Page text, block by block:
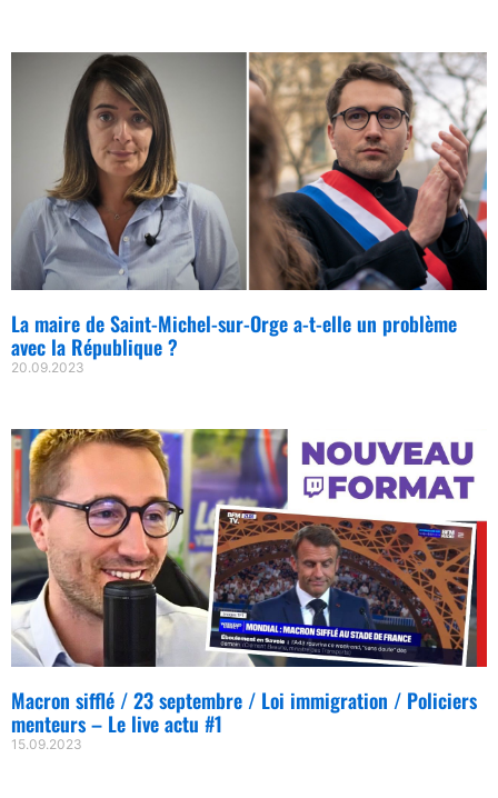
La maire de Saint-Michel-sur-Orge a-t-elle un problème
avec la République ?
20.09.2023
Macron sifflé / 23 septembre / Loi immigration / Policiers
menteurs – Le live actu #1
15.09.2023